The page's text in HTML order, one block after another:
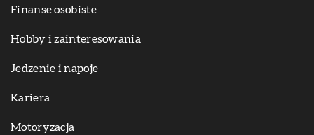
Finanse osobiste
Hobby i zainteresowania
Jedzenie i napoje
Kariera
Motoryzacja